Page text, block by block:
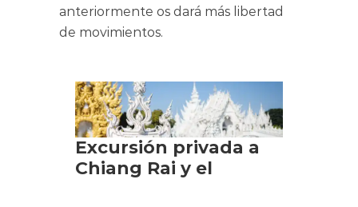
anteriormente os dará más libertad
de movimientos.